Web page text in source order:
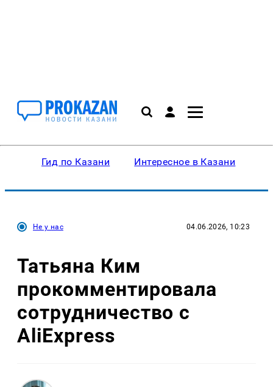
Гид по Казани Интересное в Казани
Не у нас 04.06.2026, 10:23
Татьяна Ким
прокомментировала
сотрудничество с
AliExpress